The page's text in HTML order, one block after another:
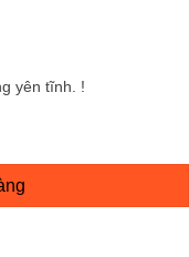
yên tĩnh. !
số lượng